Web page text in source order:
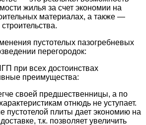
жилья за счет экономии на
материалах, а также —
пустотелых пазогребневых
перегородок:
при всех достоинствах
преимущества:
своей предшественницы, а по
отнюдь не уступает.
пустотелой плиты дает экономию на
т.к. позволяет увеличить